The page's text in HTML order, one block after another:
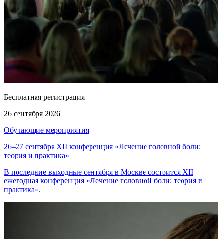
Бесплатная регистрация
26 сентября 2026
Обучающие мероприятия
26–27 сентября XII конференция «Лечение головной боли:
теория и практика»
В последние выходные сентября в Москве состоится XII
ежегодная конференция «Лечение головной боли: теория и
практика».